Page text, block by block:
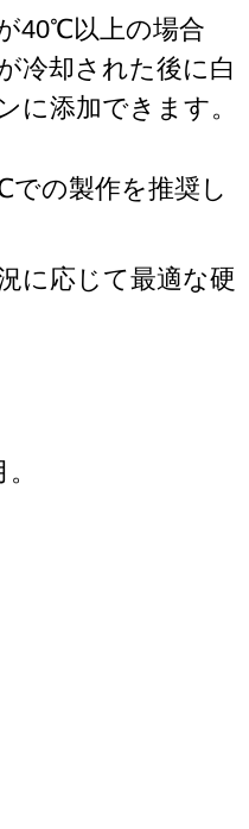
40℃以上の場合
冷却された後に白
に添加できます。
の製作を推奨し
に応じて最適な硬